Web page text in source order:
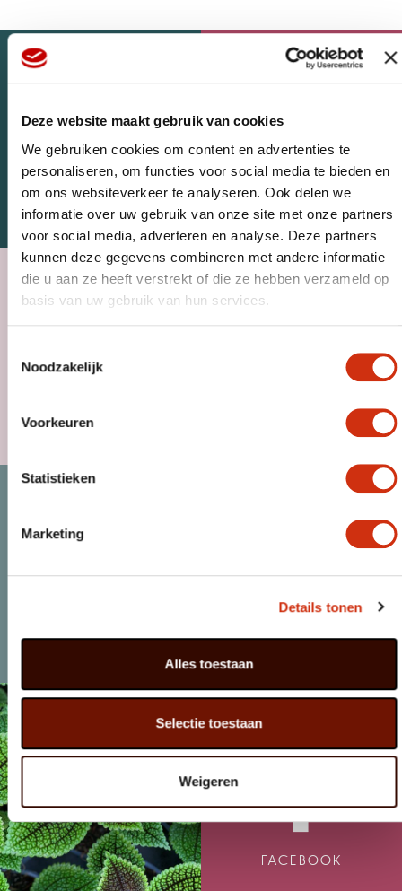
Deze website maakt gebruik van cookies
We gebruiken cookies om content en advertenties te
personaliseren, om functies voor social media te bieden en
om ons websiteverkeer te analyseren. Ook delen we
informatie over uw gebruik van onze site met onze partners
voor social media, adverteren en analyse. Deze partners
kunnen deze gegevens combineren met andere informatie
die u aan ze heeft verstrekt of die ze hebben verzameld op
basis van uw gebruik van hun services.
Noodzakelijk
Voorkeuren
Statistieken
Marketing
Details tonen
Alles toestaan
Selectie toestaan
Weigeren
WEBSHOP HOME
MAGAZINE
KLANT WORDEN NIEUWS
FACEBOOK